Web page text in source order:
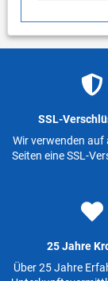
SSL-
Wir verwenden auf
Seiten eine SSL-
25 Jahre
Über 25 Jahre